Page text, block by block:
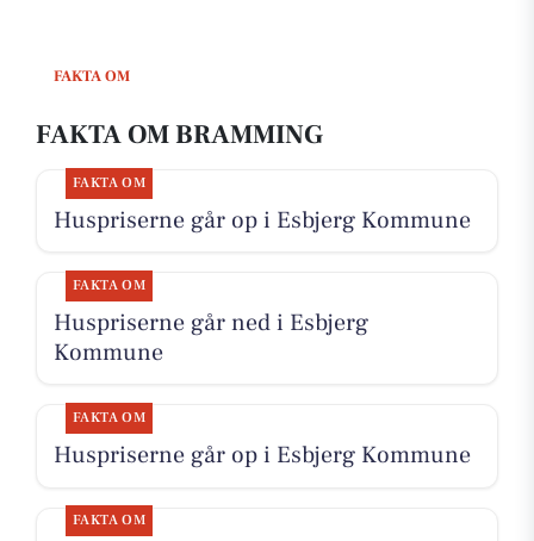
FAKTA OM
FAKTA OM BRAMMING
FAKTA OM
Huspriserne går op i Esbjerg Kommune
FAKTA OM
Huspriserne går ned i Esbjerg
Kommune
FAKTA OM
Huspriserne går op i Esbjerg Kommune
FAKTA OM